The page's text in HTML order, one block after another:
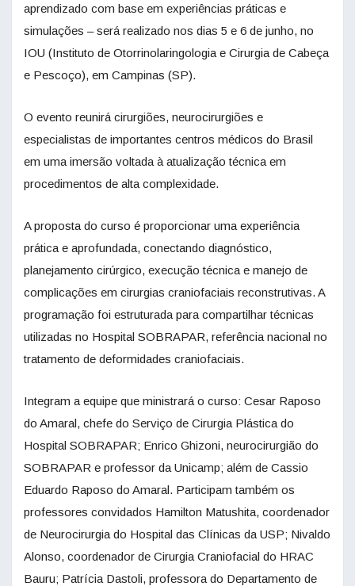
aprendizado com base em experiências práticas e
simulações – será realizado nos dias 5 e 6 de junho, no
IOU (Instituto de Otorrinolaringologia e Cirurgia de Cabeça
e Pescoço), em Campinas (SP).
O evento reunirá cirurgiões, neurocirurgiões e
especialistas de importantes centros médicos do Brasil
em uma imersão voltada à atualização técnica em
procedimentos de alta complexidade.
A proposta do curso é proporcionar uma experiência
prática e aprofundada, conectando diagnóstico,
planejamento cirúrgico, execução técnica e manejo de
complicações em cirurgias craniofaciais reconstrutivas. A
programação foi estruturada para compartilhar técnicas
utilizadas no Hospital SOBRAPAR, referência nacional no
tratamento de deformidades craniofaciais.
Integram a equipe que ministrará o curso: Cesar Raposo
do Amaral, chefe do Serviço de Cirurgia Plástica do
Hospital SOBRAPAR; Enrico Ghizoni, neurocirurgião do
SOBRAPAR e professor da Unicamp; além de Cassio
Eduardo Raposo do Amaral. Participam também os
professores convidados Hamilton Matushita, coordenador
de Neurocirurgia do Hospital das Clínicas da USP; Nivaldo
Alonso, coordenador de Cirurgia Craniofacial do HRAC
Bauru; Patrícia Dastoli, professora do Departamento de